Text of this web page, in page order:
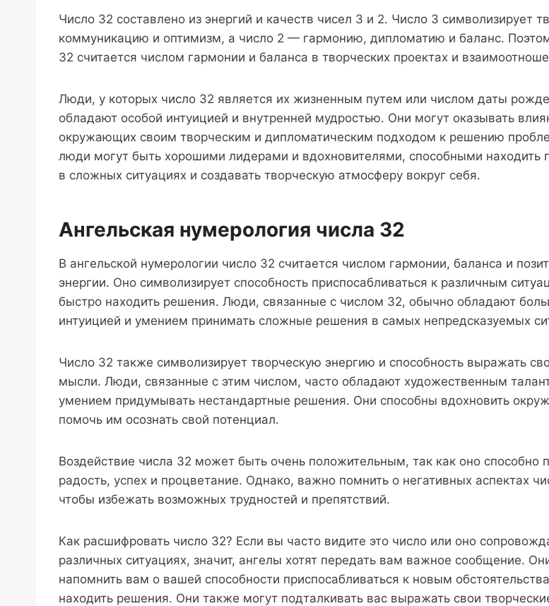
Число 32 составлено из энергий и качеств чисел 3 и 2. Число 3 символизирует
коммуникацию и оптимизм, а число 2 — гармонию, дипломатию и баланс.
32 считается числом гармонии и баланса в творческих проектах и
Люди, у которых число 32 является их жизненным путем или числом даты
обладают особой интуицией и внутренней мудростью. Они могут оказывать
окружающих своим творческим и дипломатическим подходом к решению
люди могут быть хорошими лидерами и вдохновителями, способными находить
в сложных ситуациях и создавать творческую атмосферу вокруг себя.
Ангельская нумерология числа 32
В ангельской нумерологии число 32 считается числом гармонии, баланса и
энергии. Оно символизирует способность приспосабливаться к различным
быстро находить решения. Люди, связанные с числом 32, обычно обладают
интуицией и умением принимать сложные решения в самых непредсказуемых
Число 32 также символизирует творческую энергию и способность выражать
мысли. Люди, связанные с этим числом, часто обладают художественным
умением придумывать нестандартные решения. Они способны вдохновить
помочь им осознать свой потенциал.
Воздействие числа 32 может быть очень положительным, так как оно способно
радость, успех и процветание. Однако, важно помнить о негативных аспектах
чтобы избежать возможных трудностей и препятствий.
Как расшифровать число 32? Если вы часто видите это число или оно
различных ситуациях, значит, ангелы хотят передать вам важное сообщение.
напомнить вам о вашей способности приспосабливаться к новым
находить решения. Они также могут подталкивать вас выражать свои